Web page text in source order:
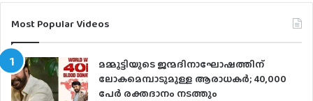
Most Popular Videos
മമ്മൂട്ടിയുടെ ജന്മദിനാഘോഷത്തിന്
ലോകമെമ്പാടുമുള്ള ആരാധകര്‍; 40,000
പേര്‍ രക്തദാനം നടത്തും